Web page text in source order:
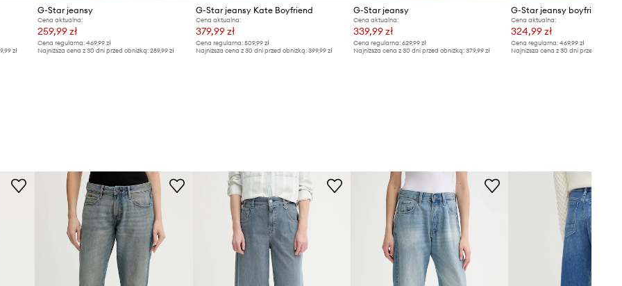
zł
G-Star jeansy
Cena aktualna:
259,99 zł
Cena regularna: 469,99 zł
Najniższa cena z 30 dni przed obniżką: 289,99 zł
G-Star jeansy Kate Boyfriend
Cena aktualna:
379,99 zł
Cena regularna: 509,99 zł
Najniższa cena z 30 dni przed obniżką: 399,99 zł
G-Star jeansy
Cena aktualna:
339,99 zł
Cena regularna:629,99 zł
Najniższa cena z 30 dni przed obniżką:379,99 zł
Cena aktualna:
324,99 zł
Cena regularna: 469,99 zł
Najniższa cena z 30 dni przed obniżką: